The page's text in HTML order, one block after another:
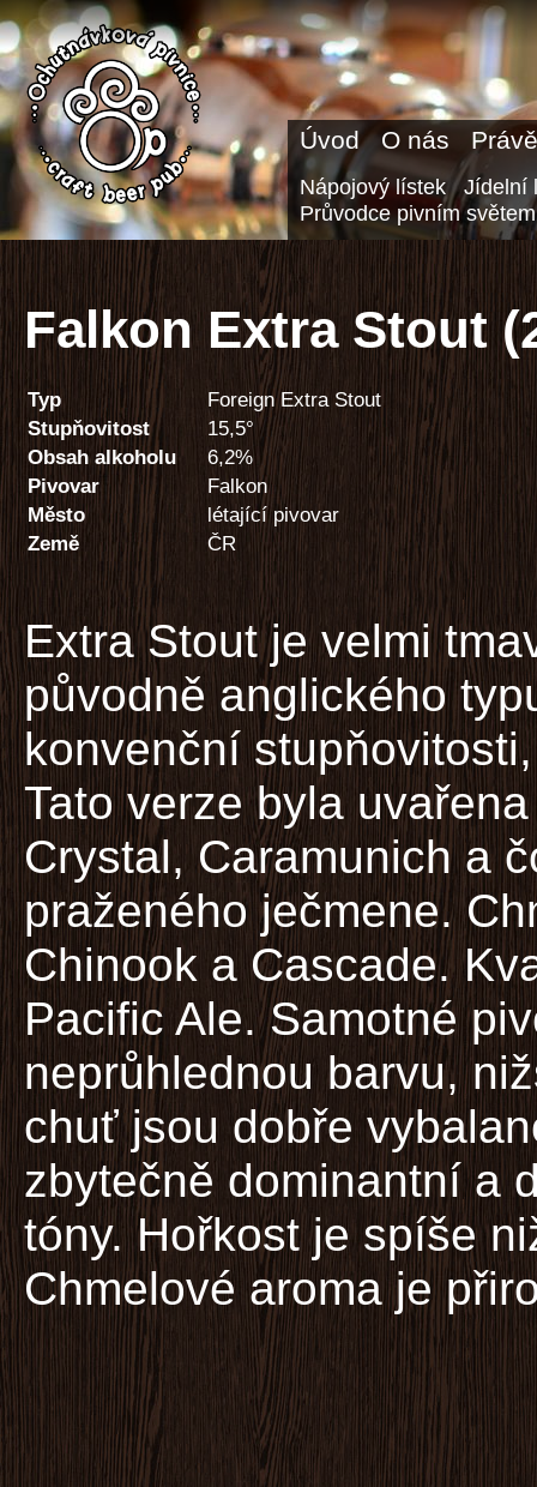
Úvod O nás
Nápojový lístek
Jídelní
Průvodce pivním světem
Falkon Extra Stout
Typ
Foreign Extra Stout
Stupňovitost
15,5°
Obsah alkoholu
6,2%
Pivovar
Falkon
Město
létající pivovar
Země
ČR
Extra Stout je velmi
původně anglického
konvenční
Tato verze byla
Crystal, Caramunich a
praženého ječmene.
Chinook a Cascade.
Pacific Ale. Samotné
neprůhlednou barvu,
chuť jsou dobře
zbytečně dominantní a
tóny. Hořkost je spíše
Chmelové aroma je